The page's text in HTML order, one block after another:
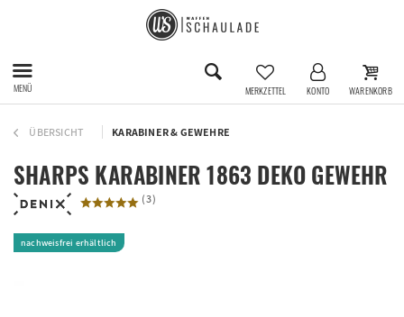
MENÜ MERKZETTEL KONTO WARENKORB
ÜBERSICHT KARABINER & GEWEHRE
SHARPS KARABINER 1863 DEKO GEWEHR
(3)
nachweisfrei erhältlich